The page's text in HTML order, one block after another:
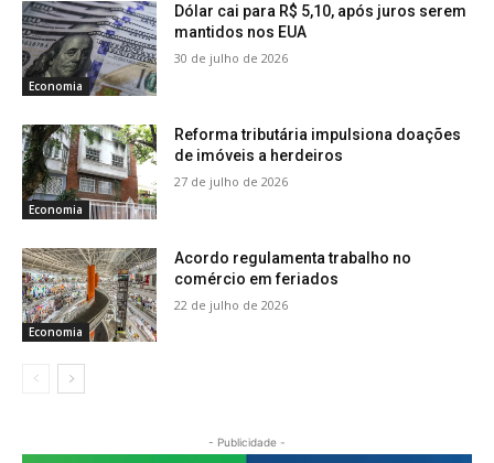
Economia
Dólar cai para R$ 5,10, após juros serem
mantidos nos EUA
30 de julho de 2026
Economia
Reforma tributária impulsiona doações
de imóveis a herdeiros
27 de julho de 2026
Economia
Acordo regulamenta trabalho no
comércio em feriados
22 de julho de 2026
- Publicidade -